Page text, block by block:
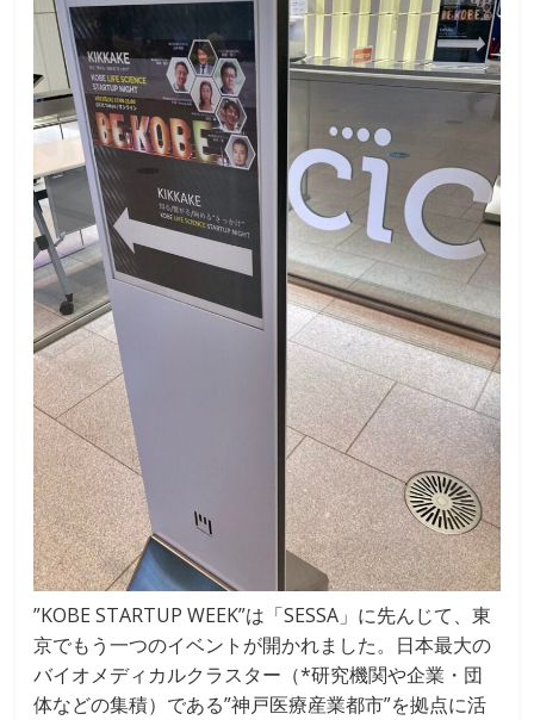
”KOBE STARTUP WEEK”は「SESSA」に先んじて、東
京でもう一つのイベントが開かれました。日本最大の
バイオメディカルクラスター（*研究機関や企業・団
体などの集積）である”神戸医療産業都市”を拠点に活